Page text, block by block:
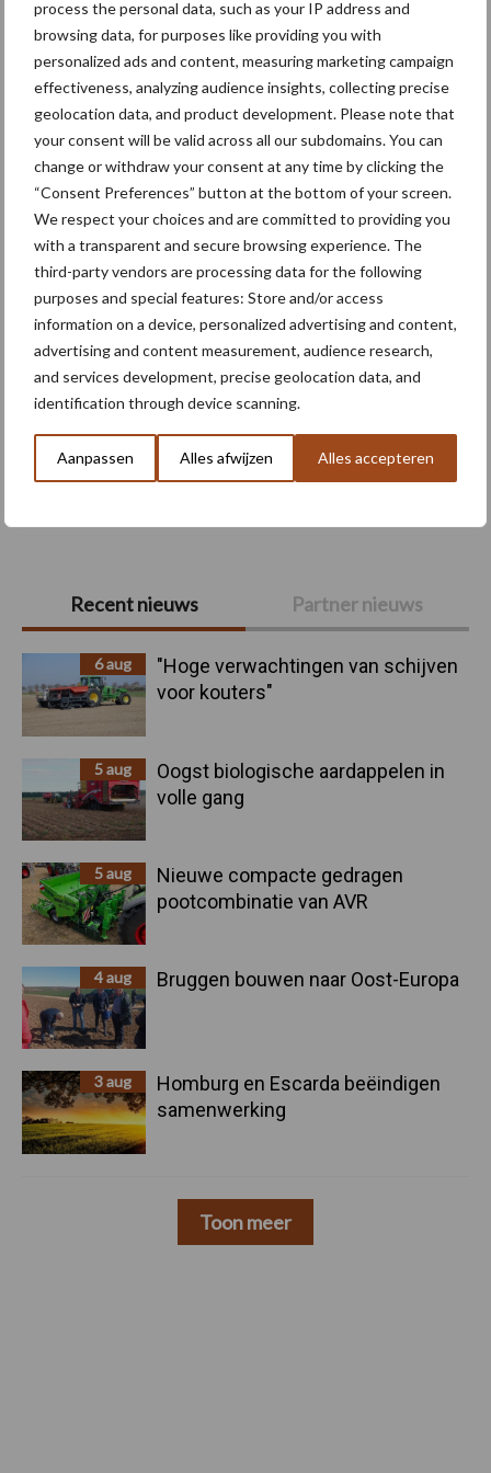
process the personal data, such as your IP address and
browsing data, for purposes like providing you with
personalized ads and content, measuring marketing campaign
effectiveness, analyzing audience insights, collecting precise
geolocation data, and product development. Please note that
your consent will be valid across all our subdomains. You can
change or withdraw your consent at any time by clicking the
“Consent Preferences” button at the bottom of your screen.
We respect your choices and are committed to providing you
with a transparent and secure browsing experience. The
third-party vendors are processing data for the following
purposes and special features: Store and/or access
information on a device, personalized advertising and content,
advertising and content measurement, audience research,
and services development, precise geolocation data, and
identification through device scanning.
Aanpassen Alles afwijzen Alles accepteren
Primaire
Sidebar
Recent nieuws Partner nieuws
6 aug
"Hoge verwachtingen van schijven
voor kouters"
5 aug
Oogst biologische aardappelen in
volle gang
5 aug
Nieuwe compacte gedragen
pootcombinatie van AVR
4 aug Bruggen bouwen naar Oost-Europa
3 aug
Homburg en Escarda beëindigen
samenwerking
Toon meer
zomergranen: controleer
vooral het vlagblad
Themapagina's
Machines Duurzaamheid
Aaltjes Alternaria